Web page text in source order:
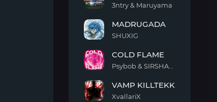
with
Me
3ntry & Maruyama
MADRUGADA
SHUXIG
FLAME
COLD FLAME
VAMP KILLTEKK
XvallariX